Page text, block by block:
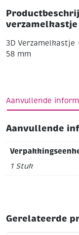
3D
58 mm
Aanvullende
Aanvullende
1 Stuk
Gerelateerde